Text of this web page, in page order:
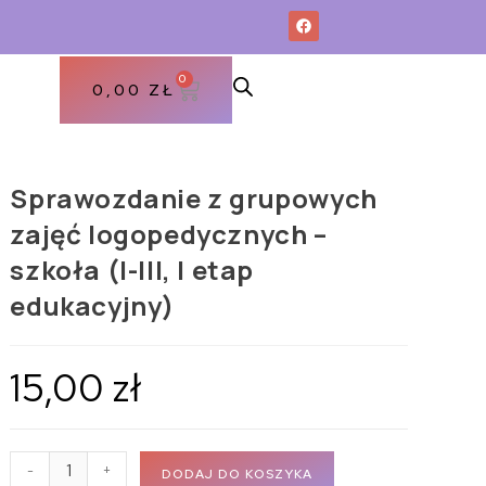
0,00 ZŁ
0
Sprawozdanie z grupowych
zajęć logopedycznych –
szkoła (I-III, I etap
edukacyjny)
15,00 zł
- + DODAJ DO KOSZYKA